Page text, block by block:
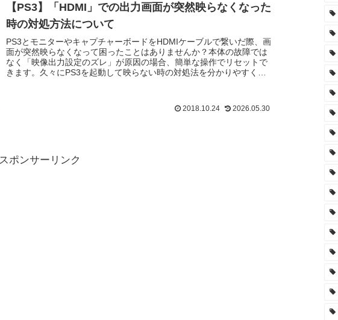
【PS3】「HDMI」での出力画面が突然映らなくなった
時の対処方法について
PS3とモニターやキャプチャーボードをHDMIケーブルで繋いだ際、画
面が突然映らなくなって困ったことはありませんか？本体の故障では
なく「映像出力設定のズレ」が原因の場合、簡単な操作でリセットで
きます。久々にPS3を起動して映らない時の対処法を分かりやすく解
2018.10.24 2026.05.30
スポンサーリンク